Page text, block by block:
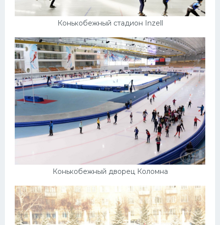
Конькобежный стадион Inzell
Конькобежный дворец Коломна